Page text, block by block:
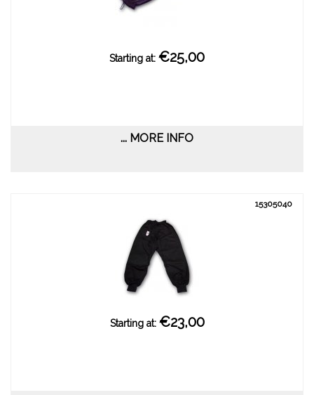
Starting at: €25,00
... MORE INFO
15305040
Starting at: €23,00